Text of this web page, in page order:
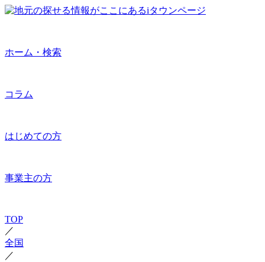
ホーム・検索
コラム
はじめての方
事業主の方
TOP
／
全国
／